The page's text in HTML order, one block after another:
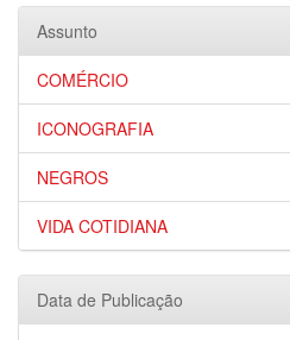
Assunto
COMÉRCIO
ICONOGRAFIA
NEGROS
VIDA COTIDIANA
Data de Publicação